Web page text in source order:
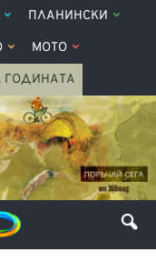
ПЛАНИНСКИ
МОТО
ГОДИНАТА